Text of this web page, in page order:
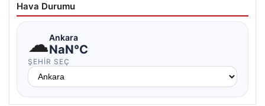
Hava Durumu
☁Ankara
NaN°C
ŞEHIR SEÇ